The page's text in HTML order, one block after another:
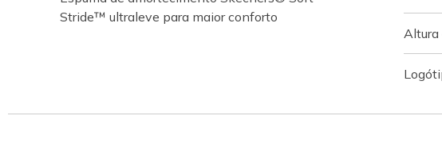
Stride™ ultraleve para maior conforto
Altura